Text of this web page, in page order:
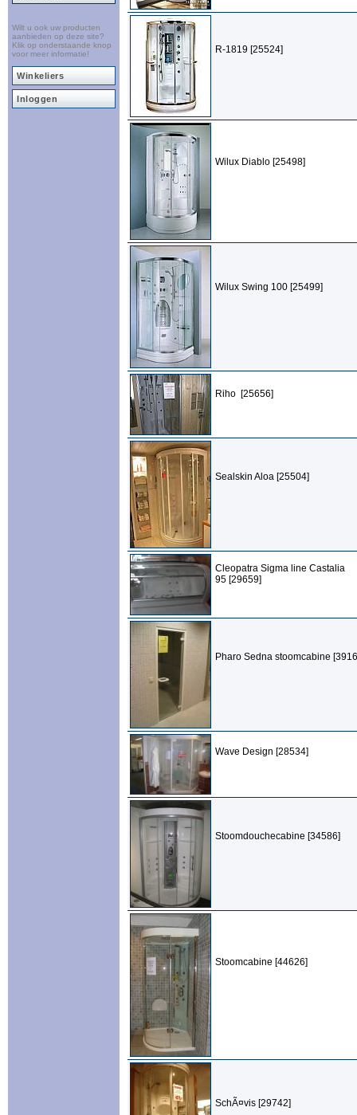
Wilt u ook uw producten
aanbieden op deze site?
Klik op onderstaande knop
voor meer informatie!
Winkeliers
Inloggen
R-1819 [25524]
Wilux Diablo [25498]
Wilux Swing 100 [25499]
Riho [25656]
Sealskin Aloa [25504]
Cleopatra Sigma line Castalia
95 [29659]
Pharo Sedna stoomcabine
Wave Design [28534]
Stoomdouchecabine [34586]
Stoomcabine [44626]
SchÃ¤vis [29742]